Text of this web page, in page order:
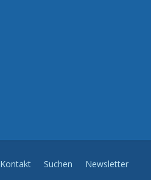
Kontakt Suchen Newsletter